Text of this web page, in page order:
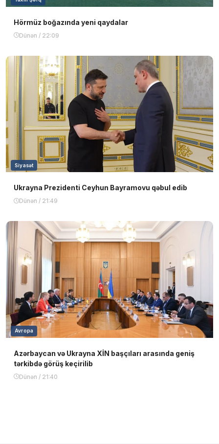
Hörmüz boğazında yeni qaydalar
Dünən / 22:09
Siyasət
Ukrayna Prezidenti Ceyhun Bayramovu qəbul edib
Dünən / 21:49
Avropa
Azərbaycan və Ukrayna XİN başçıları arasında geniş
tərkibdə görüş keçirilib
Dünən / 21:40